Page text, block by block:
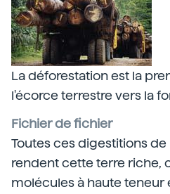
La déforestation est la
l'écorce terrestre vers la
Fichier de fichier
Toutes ces digestitions
rendent cette terre riche,
molécules à haute teneur